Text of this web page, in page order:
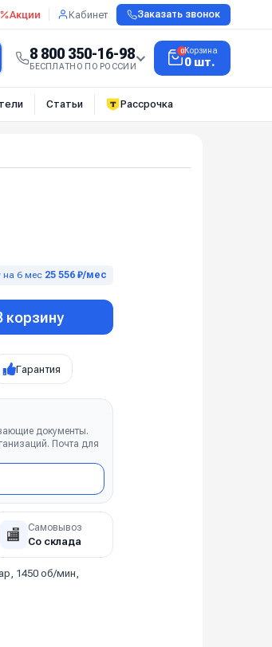
Акции Кабинет Заказать звонок
8 800 350-16-98
БЕСПЛАТНО ПО РОССИИ
0Корзина
0 шт.
Статьи Рассрочка
на 6 мес 25 556 ₽/мес
корзину
Гарантия
документы.
Почта для
🏬 Самовывоз
Со склада
1450 об/мин,